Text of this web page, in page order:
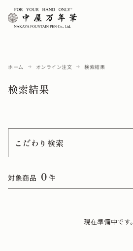
ホーム オンライン注文 検索結果
検索結果
こだわり検索
対象商品 0 件
現在準備中です。